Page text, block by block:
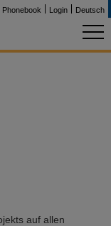
Phonebook Login Deutsch
auf allen